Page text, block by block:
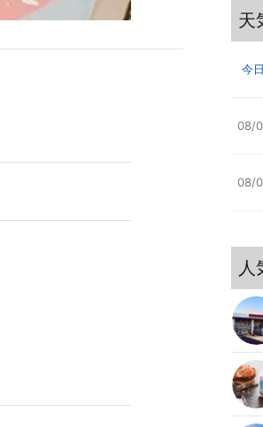
天
今日
08/
08/
人